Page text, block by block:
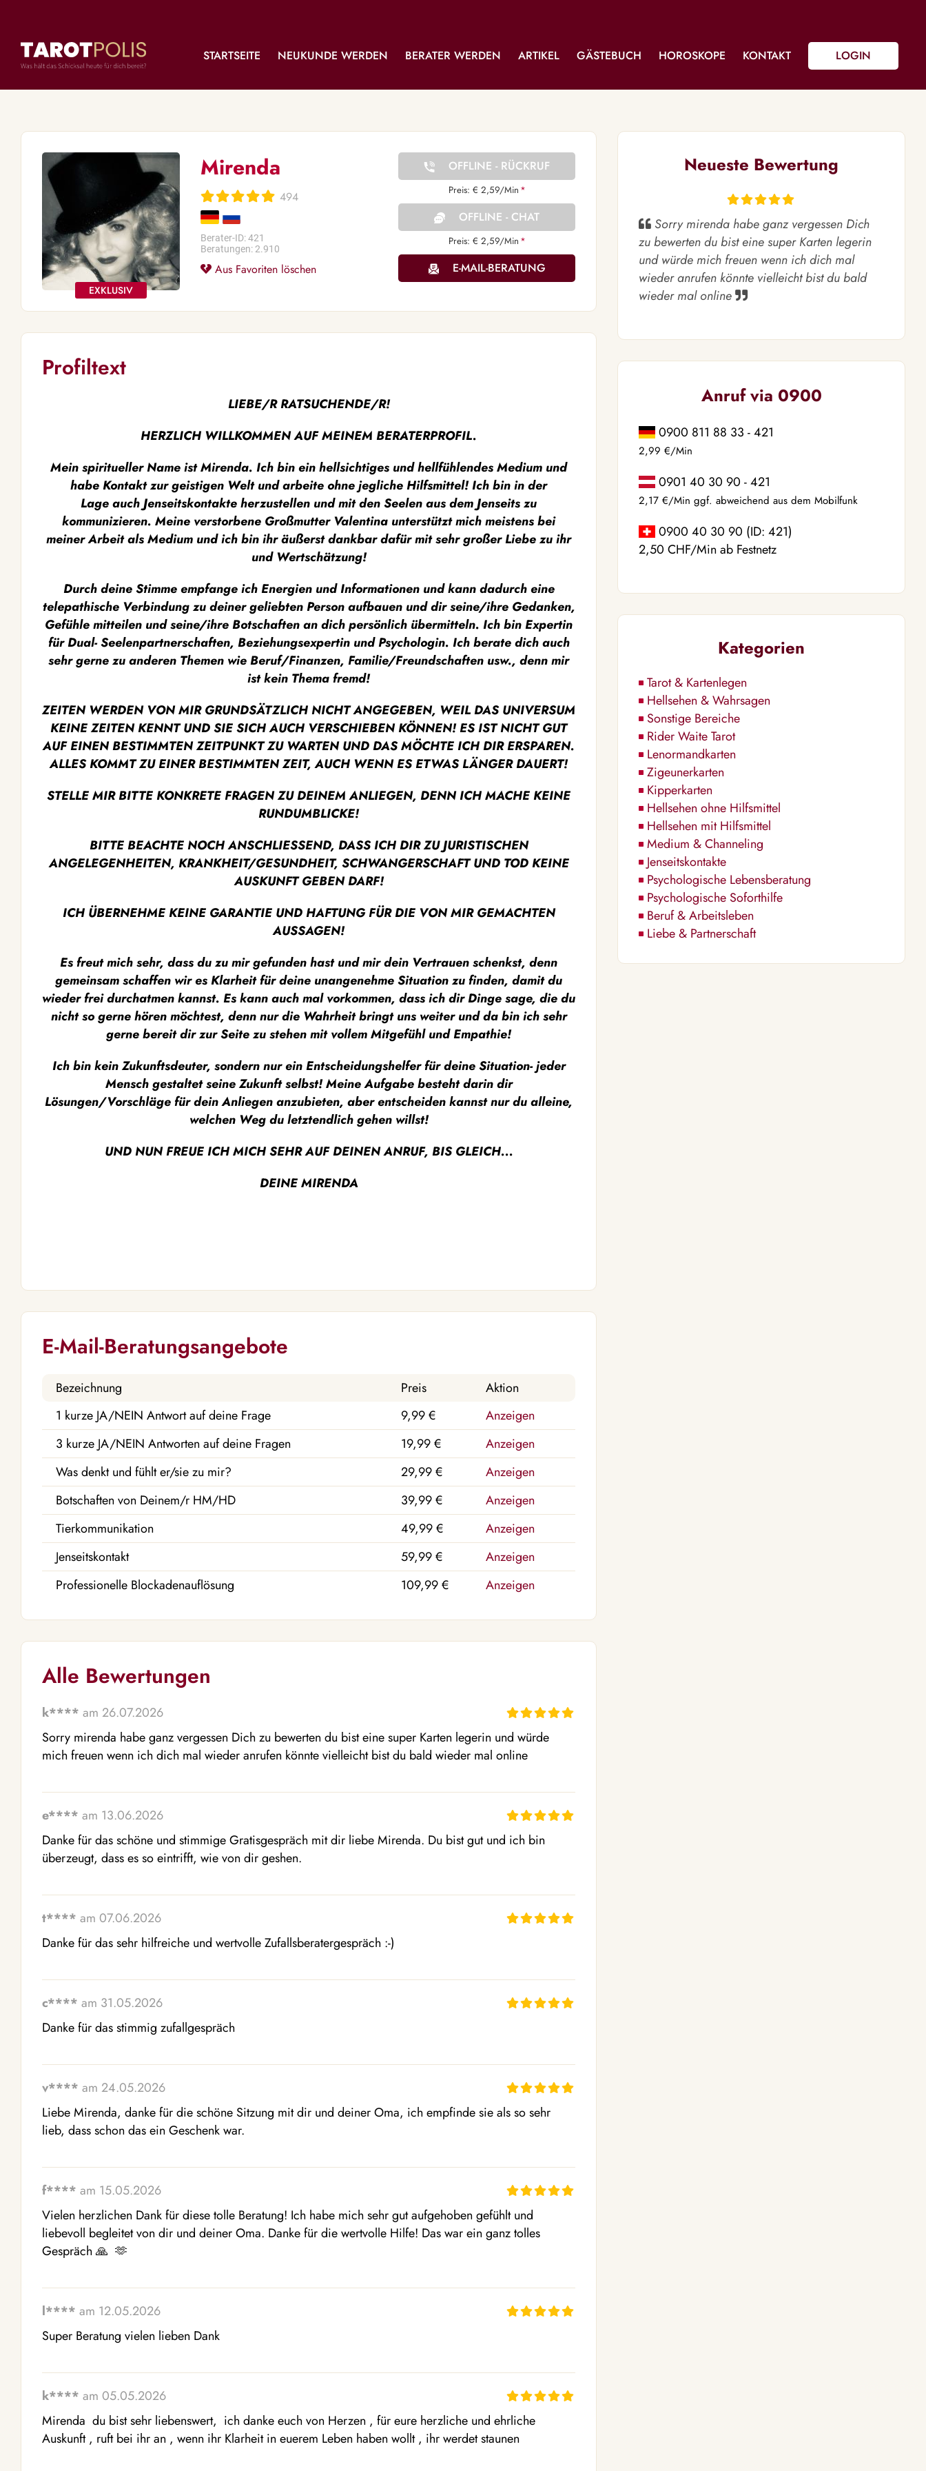
STARTSEITE NEUKUNDE WERDEN BERATER WERDEN ARTIKEL GÄSTEBUCH HOROSKOPE KONTAKT LOGIN
Mirenda
494
Berater-ID: 421
Beratungen: 2.910
Aus Favoriten löschen
OFFLINE - RÜCKRUF
Preis: € 2,59/Min *
OFFLINE - CHAT
Preis: € 2,59/Min *
E-MAIL-BERATUNG
Profiltext
LIEBE/R RATSUCHENDE/R!
HERZLICH WILLKOMMEN AUF MEINEM BERATERPROFIL.
Mein spiritueller Name ist Mirenda. Ich bin ein hellsichtiges und hellfühlendes Medium und
habe Kontakt zur geistigen Welt und arbeite ohne jegliche Hilfsmittel! Ich bin in der
Lageauch Jenseitskontakte herzustellen und mit den Seelen aus dem Jenseits zu
kommunizieren. Meine verstorbene Großmutter Valentina unterstützt mich meistens bei
meiner Arbeit als Medium und ich bin ihr äußerst dankbar dafür mit sehr großer Liebe zu ihr
und Wertschätzung!
Durch deine Stimme empfange ich Energien und Informationen und kann dadurch eine
telepathische Verbindung zu deiner geliebten Person aufbauen und dir seine/ihre Gedanken,
Gefühle mitteilen und seine/ihre Botschaften an dich persönlich übermitteln. Ich bin Expertin
für Dual- Seelenpartnerschaften, Beziehungsexpertin und Psychologin. Ich berate dich auch
sehr gerne zu anderen Themen wie Beruf/Finanzen, Familie/Freundschaften usw., denn mir
ist kein Thema fremd!
ZEITEN WERDEN VON MIR GRUNDSÄTZLICH NICHT ANGEGEBEN, WEIL DAS UNIVERSUM
KEINE ZEITEN KENNT UND SIE SICH AUCH VERSCHIEBEN KÖNNEN! ES IST NICHT GUT
AUF EINEN BESTIMMTEN ZEITPUNKT ZU WARTEN UND DAS MÖCHTE ICH DIR ERSPAREN.
ALLES KOMMT ZU EINER BESTIMMTEN ZEIT, AUCH WENN ES ETWAS LÄNGER DAUERT!
STELLE MIR BITTE KONKRETE FRAGEN ZU DEINEM ANLIEGEN, DENN ICH MACHE KEINE
RUNDUMBLICKE!
BITTE BEACHTE NOCH ANSCHLIESSEND, DASS ICH DIR ZU JURISTISCHEN
ANGELEGENHEITEN, KRANKHEIT/GESUNDHEIT, SCHWANGERSCHAFT UND TOD KEINE
AUSKUNFT GEBEN DARF!
ICH ÜBERNEHME KEINE GARANTIE UND HAFTUNG FÜR DIE VON MIR GEMACHTEN
AUSSAGEN!
Es freut mich sehr, dass du zu mir gefunden hast und mir dein Vertrauen schenkst, denn
gemeinsam schaffen wir es Klarheit für deine unangenehme Situation zu finden, damit du
wieder frei durchatmen kannst. Es kann auch mal vorkommen, dass ich dir Dinge sage, die du
nicht so gerne hören möchtest, denn nur die Wahrheit bringt uns weiter und da bin ich sehr
gerne bereit dir zur Seite zu stehen mit vollem Mitgefühl und Empathie!
Ich bin kein Zukunftsdeuter, sondern nur ein Entscheidungshelfer für deine Situation- jeder
Mensch gestaltet seine Zukunft selbst! Meine Aufgabe besteht darin dir
Lösungen/Vorschläge für dein Anliegen anzubieten, aber entscheiden kannst nur du alleine,
welchen Weg du letztendlich gehen willst!
UND NUN FREUE ICH MICH SEHR AUF DEINEN ANRUF, BIS GLEICH...
DEINE MIRENDA
E-Mail-Beratungsangebote
Bezeichnung Preis
Aktion
1 kurze JA/NEIN Antwort auf deine Frage
9,99 €
Anzeigen
3 kurze JA/NEIN Antworten auf deine Fragen
19,99 €
Anzeigen
Was denkt und fühlt er/sie zu mir?
29,99 €
Anzeigen
Botschaften von Deinem/r HM/HD
39,99 €
Anzeigen
Tierkommunikation
49,99 €
Anzeigen
Jenseitskontakt
59,99 €
Anzeigen
Professionelle Blockadenauflösung
109,99 € Anzeigen
Alle Bewertungen
k**** am 26.07.2026
Sorry mirenda habe ganz vergessen Dich zu bewerten du bist eine super Karten legerin und würde
mich freuen wenn ich dich mal wieder anrufen könnte vielleicht bist du bald wieder mal online
e**** am 13.06.2026
Danke für das schöne und stimmige Gratisgespräch mit dir liebe Mirenda. Du bist gut und ich bin
überzeugt, dass es so eintrifft, wie von dir geshen.
t**** am 07.06.2026
Danke für das sehr hilfreiche und wertvolle Zufallsberatergespräch :-)
c**** am 31.05.2026
Danke für das stimmig zufallgespräch
v**** am 24.05.2026
Liebe Mirenda, danke für die schöne Sitzung mit dir und deiner Oma, ich empfinde sie als so sehr
lieb, dass schon das ein Geschenk war.
f**** am 15.05.2026
Vielen herzlichen Dank für diese tolle Beratung! Ich habe mich sehr gut aufgehoben gefühlt und
liebevoll begleitet von dir und deiner Oma. Danke für die wertvolle Hilfe! Das war ein ganz tolles
Gespräch 🙏  🫶
l**** am 12.05.2026
Super Beratung vielen lieben Dank
k**** am 05.05.2026
Mirenda  du bist sehr liebenswert,  ich danke euch von Herzen , für eure herzliche und ehrliche
Auskunft , ruft bei ihr an , wenn ihr Klarheit in euerem Leben haben wollt , ihr werdet staunen
Neueste Bewertung
Sorry mirenda habe ganz vergessen Dich
zu bewerten du bist eine super Karten legerin
und würde mich freuen wenn ich dich mal
wieder anrufen könnte vielleicht bist du bald
wieder mal online
Anruf via 0900
0900 811 88 33 - 421
2,99 €/Min
0901 40 30 90 - 421
2,17 €/Min ggf. abweichend aus dem Mobilfunk
0900 40 30 90 (ID: 421)
2,50 CHF/Min ab Festnetz
Kategorien
Tarot & Kartenlegen
Hellsehen & Wahrsagen
Sonstige Bereiche
Rider Waite Tarot
Lenormandkarten
Zigeunerkarten
Kipperkarten
Hellsehen ohne Hilfsmittel
Hellsehen mit Hilfsmittel
Medium & Channeling
Jenseitskontakte
Psychologische Lebensberatung
Psychologische Soforthilfe
Beruf & Arbeitsleben
Liebe & Partnerschaft